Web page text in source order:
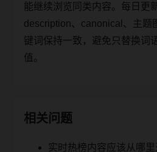
能继续浏览同类内容。每日更
description、canonical、主题
键词保持一致，避免只替换词
值。
相关问题
实时热榜内容应该从哪